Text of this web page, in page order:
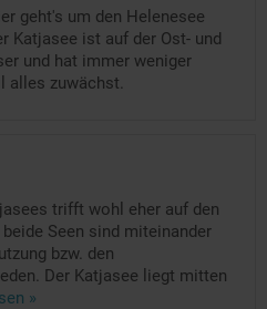
geht's um den Helenesee
Katjasee ist auf der Ost- und
und hat immer weniger
alles zuwächst.
trifft wohl eher auf den
Seen sind miteinander
bzw. den
Der Katjasee liegt mitten
»